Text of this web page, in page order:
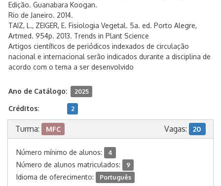
Edição. Guanabara Koogan.
Rio de Janeiro. 2014.
TAIZ, L., ZEIGER, E. Fisiologia Vegetal. 5a. ed. Porto Alegre,
Artmed. 954p. 2013. Trends in Plant Science
Artigos científicos de periódicos indexados de circulação
nacional e internacional serão indicados durante a disciplina de
acordo com o tema a ser desenvolvido
Ano de Catálogo: 2025
Créditos: 2
Turma: MFC Vagas: 20
Número mínimo de alunos: 4
Número de alunos matriculados: 9
Idioma de oferecimento: Português